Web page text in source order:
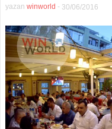
yazan winworld - 30/06/2016